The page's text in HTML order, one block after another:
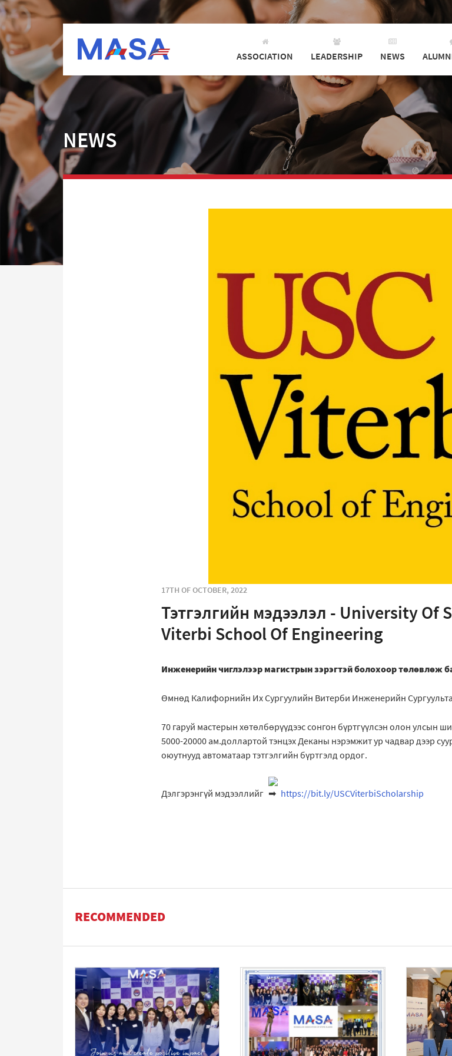
ASSOCIATION LEADERSHIP NEWS
NEWS
17TH OF OCTOBER, 2022
Тэтгэлгийн мэдээлэл - University Of
Viterbi School Of Engineering
Инженерийн чиглэлээр магистрын зэрэгтэй болохоор төлөвлөж
Өмнөд Калифорнийн Их Сургуулийн Витерби Инженерийн
70 гаруй мастерын хөтөлбөрүүдээс сонгон бүртгүүлсэн олон
5000-20000 ам.доллартой тэнцэх Деканы нэрэмжит ур чадвар дээр
оюутнууд автоматаар тэтгэлгийн бүртгэлд ордог.
Дэлгэрэнгүй мэдээллийг https://bit.ly/USCViterbiScholarship
RECOMMENDED